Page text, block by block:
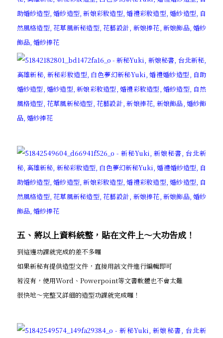
五、將以上資料統整，貼在文件上～大功告成！
到這邊功課就完成的差不多囉
如果新秘有提供造型文件，直接用該文件進行編輯即可
若沒有，使用Word、Powerpoint等文書軟體也不會太難
很快地～完整又詳細的造型功課就完成囉！